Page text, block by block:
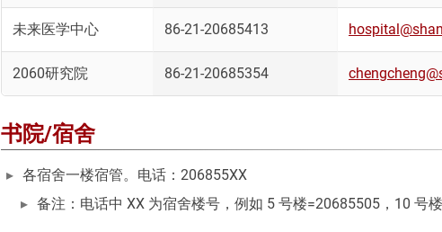
未来医学中心 86-21-20685413
2060研究院 86-21-20685354
书院/宿舍
各宿舍一楼宿管。电话：206855XX
备注：电话中 XX 为宿舍楼号，例如 5 号楼=20685505，10 号